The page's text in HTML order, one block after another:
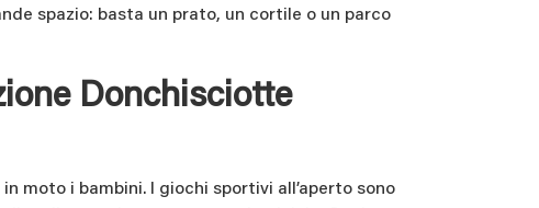
spazio: basta un prato, un cortile o un parco
Donchisciotte
moto i bambini. I giochi sportivi all’aperto sono